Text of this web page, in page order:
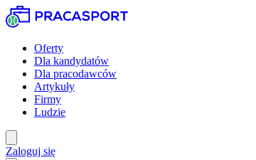
Oferty
Dla kandydatów
Dla pracodawców
Artykuły
Firmy
Ludzie
Zaloguj się